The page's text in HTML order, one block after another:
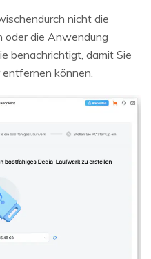
nicht die
oder die Anwendung
benachrichtigt, damit Sie
können.